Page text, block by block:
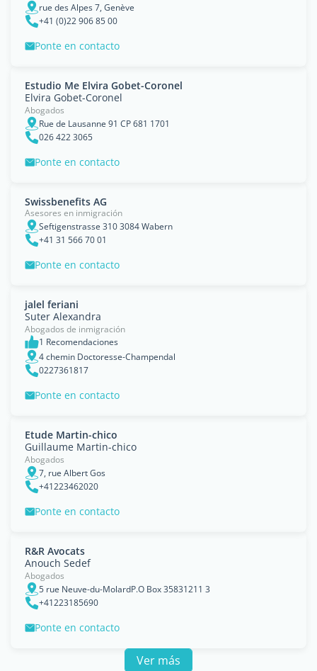
rue des Alpes 7, Genève
+41 (0)22 906 85 00
Ponte en contacto
Estudio Me Elvira Gobet-Coronel
Elvira Gobet-Coronel
Abogados
Rue de Lausanne 91 CP 681 1701
026 422 3065
Ponte en contacto
Swissbenefits AG
Asesores en inmigración
Seftigenstrasse 310 3084 Wabern
+41 31 566 70 01
Ponte en contacto
jalel feriani
Suter Alexandra
Abogados de inmigración
1 Recomendaciones
4 chemin Doctoresse-Champendal
0227361817
Ponte en contacto
Etude Martin-chico
Guillaume Martin-chico
Abogados
7, rue Albert Gos
+41223462020
Ponte en contacto
R&R Avocats
Anouch Sedef
Abogados
5 rue Neuve-du-MolardP.O Box 35831211 3
+41223185690
Ponte en contacto
Ver más